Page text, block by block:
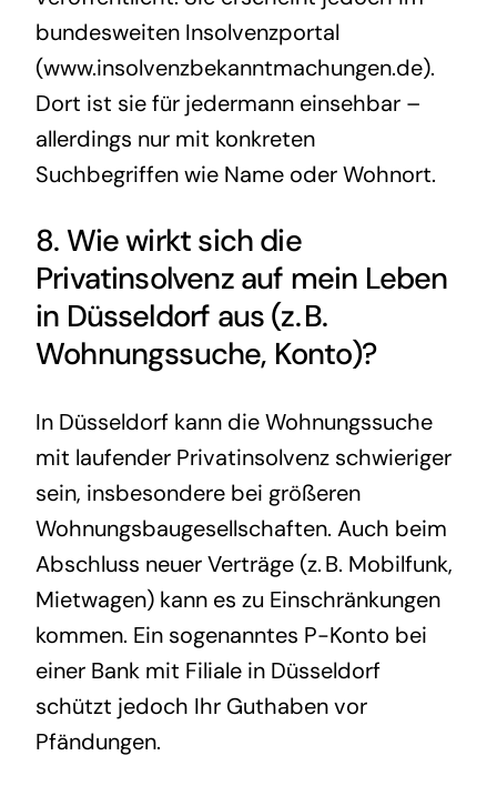
bundesweiten Insolvenzportal
(www.insolvenzbekanntmachungen.de).
Dort ist sie für jedermann einsehbar –
allerdings nur mit konkreten
Suchbegriffen wie Name oder Wohnort.
8. Wie wirkt sich die
Privatinsolvenzauf mein Leben
in Düsseldorf aus (z. B.
Wohnungssuche, Konto)?
In Düsseldorf kann die Wohnungssuche
mit laufender Privatinsolvenzschwieriger
sein, insbesondere bei größeren
Wohnungsbaugesellschaften. Auch beim
Abschluss neuer Verträge (z. B. Mobilfunk,
Mietwagen) kann es zu Einschränkungen
kommen. Ein sogenanntes P-Konto bei
einer Bank mit Filiale in Düsseldorf
schützt jedoch Ihr Guthaben vor
Pfändungen.